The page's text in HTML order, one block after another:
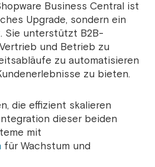
Business Central ist
Upgrade, sondern ein
Sie unterstützt B2B-
und Betrieb zu
zu automatisieren
zu bieten.
die effizient skalieren
dieser beiden
mit
für Wachstum und